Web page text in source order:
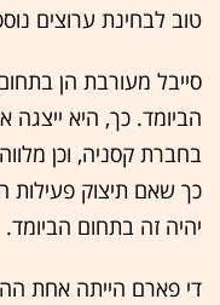
טוב לבחינת ערוצים
סייבל מעורבת הן
הביומד. כך, היא ייצגה
בחברת קסניה, וכן
כך שאם תיצוק
יהיה זה בתחום הביומד.
די פארם הייתה אחת